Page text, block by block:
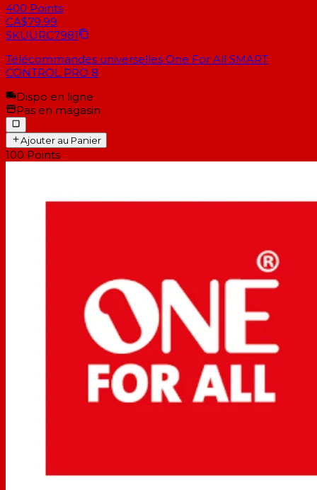
400 Points
CA$79.99
SKUURC7981
Télécommandes universelles One For All SMART
CONTROL PRO 8
Dispo en ligne
Pas en magasin
Ajouter au Panier
100 Points